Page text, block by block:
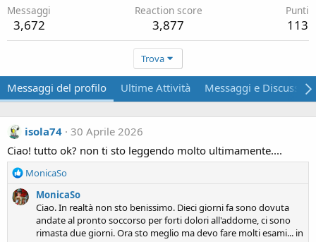
Messaggi
3,672
Reaction score
3,877
Punti
113
Trova
Messaggi del profilo Ultime Attività Messaggi e
isola74 30 Aprile 2026
Ciao! tutto ok? non ti sto leggendo molto ultimamente....
R
a
MonicaSo
MonicaSo
Ciao. In realtà non sto benissimo. Dieci giorni fa sono dovuta
andate al pronto soccorso per forti dolori all'addome, ci sono
rimasta due giorni. Ora sto meglio ma devo fare molti esami... in